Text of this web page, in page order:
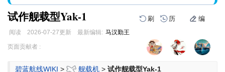
试作舰载型Yak-1 刷 历 编
阅读 2026-07-27更新 最新编辑: 马汉勤王
跳
跳
页面贡献者 :
碧蓝航线WIKI > 舰载机 > 试作舰载型Yak-1